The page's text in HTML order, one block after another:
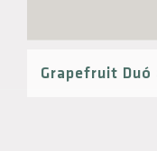
Grapefruit Duó